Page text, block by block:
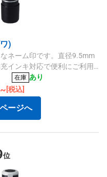
)
ネーム印です。直径9.5mm
インキ対応で便利にご利用
在庫 あり
[税込]
ージへ
位